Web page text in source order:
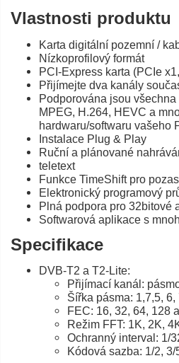
Vlastnosti produktu
Karta digitální pozemní /
Nízkoprofilový formát
PCI-Express karta (PCIe
Přijímejte dva kanály
Podporována jsou
MPEG, H.264, HEVC a
hardwaru/softwaru vašeho
Instalace Plug & Play
Ruční a plánované
teletext
Funkce TimeShift pro
Elektronický programový
Plná podpora pro 32bitové
Softwarová aplikace s
Specifikace
DVB-T2 a T2-Lite:
Přijímací kanál:
Šířka pásma: 1,7,5, 6,
FEC: 16, 32, 64, 128
Režim FFT: 1K, 2K,
Ochranný interval: 1/
Kódová sazba: 1/2, 3/